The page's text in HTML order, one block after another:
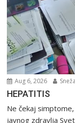
Aug 6, 2026
HEPATITIS
Ne čekaj
javnog zdravlja